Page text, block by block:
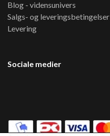
Blog - vidensunivers
Salgs- og leveringsbetingelser
Levering
Sociale medier